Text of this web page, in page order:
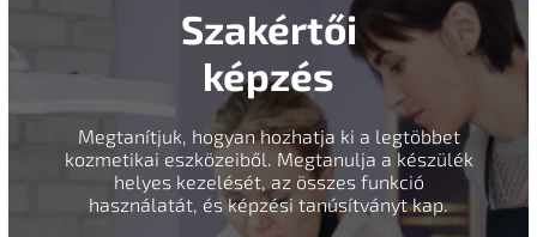
Szakértői
képzés
Megtanítjuk, hogyan hozhatja ki a legtöbbet
kozmetikai eszközeiből. Megtanulja a készülék
helyes kezelését, az összes funkció
használatát, és képzési tanúsítványt kap.